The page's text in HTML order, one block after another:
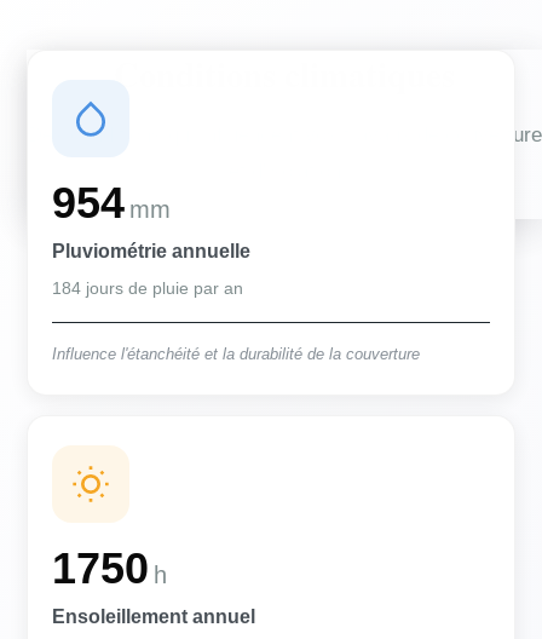
Des conditions qui influencent vos travaux de couverture
954 mm
Pluviométrie annuelle
184 jours de pluie par an
Influence l'étanchéité et la durabilité de la couverture
1750 h
Ensoleillement annuel